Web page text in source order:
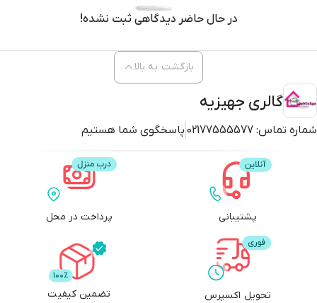
در حال حاضر دیدگاهی ثبت نشده!
گالری جهیزیه
شماره تماس: 02177555577 پاسخگوی شما هستیم
بازگشت به بالا
پشتیبانی پرداخت در محل
تحویل اکسپرس تضمین کیفیت